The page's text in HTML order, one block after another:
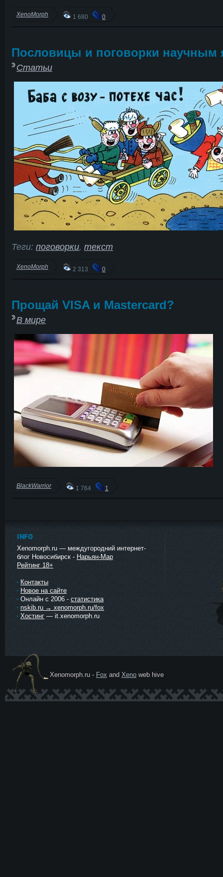
XenoMorph 1 680 0
Пословицы и поговорки научным
Статьи
Теги: поговорки, текст
XenoMorph 2 313 0
Прощай VISA и Mastercard?
В мире
BlackWarrior 1 764 1
INFO
Xenomorph.ru — междугородний интернет-
блог Новосибирск - Нарьян-Мар
Рейтинг 18+
Контакты
Новое на сайте
Онлайн с 2006 - статистика
nskib.ru → xenomorph.ru/fox
Хостинг — it.xenomorph.ru
Ксеномо
Xenomorph.ru - Fox and Xeno web hive